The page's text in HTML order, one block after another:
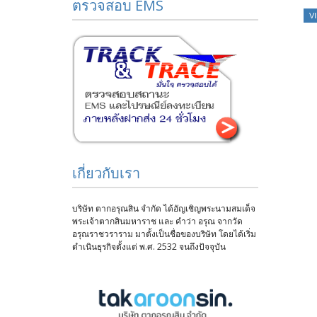
ตรวจสอบ EMS
เกี่ยวกับเรา
บริษัท ตากอรุณสิน จำกัด ได้อัญเชิญพระนามสมเด็จ
พระเจ้าตากสินมหาราช และ คำว่า อรุณ จากวัด
อรุณราชวราราม มาตั้งเป็นชื่อของบริษัท โดยได้เริ่ม
ดำเนินธุรกิจตั้งแต่ พ.ศ. 2532 จนถึงปัจจุบัน